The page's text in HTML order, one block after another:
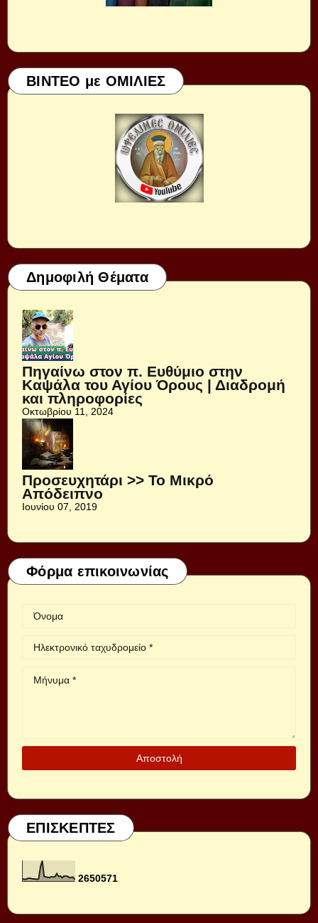
ΒΙΝΤΕΟ με ΟΜΙΛΙΕΣ
Δημοφιλή Θέματα
Πηγαίνω στον π. Ευθύμιο στην
Καψάλα του Αγίου Όρους | Διαδρομή
και πληροφορίες
Οκτωβρίου 11, 2024
Προσευχητάρι >> Το Μικρό
Απόδειπνο
Ιουνίου 07, 2019
Φόρμα επικοινωνίας
ΕΠΙΣΚΕΠΤΕΣ
2650571